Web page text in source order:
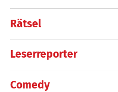
Rätsel
Leserreporter
Comedy